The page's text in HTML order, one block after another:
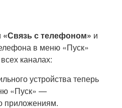
«Связь с телефоном» и
в меню «Пуск»
каналах:
устройства теперь
«Пуск» —
приложениям.